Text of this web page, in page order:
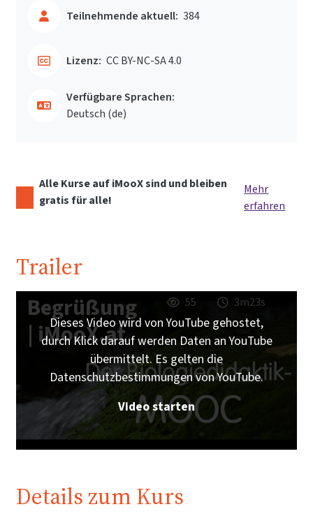
Teilnehmende aktuell: 384
Lizenz: CC BY-NC-SA 4.0
Verfügbare Sprachen:
Deutsch ‎(de)‎
Alle Kurse auf iMooX sind und bleiben
gratis für alle!
Mehr
erfahren
Trailer
Begrüßung
| iMooX.at
55 3m23s
Dieses Video wird von YouTube gehostet,
durch Klick darauf werden Daten an YouTube
übermittelt. Es gelten die
Datenschutzbestimmungen von YouTube.
Video starten
Details zum Kurs